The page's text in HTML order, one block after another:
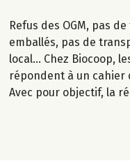
BAD BUZZ* : LES
Refus des OGM, pas
emballés, pas de
local… Chez Biocoop,
répondent à un cahier
Avec pour objectif, la
l’environnement.
de qualité rime avec